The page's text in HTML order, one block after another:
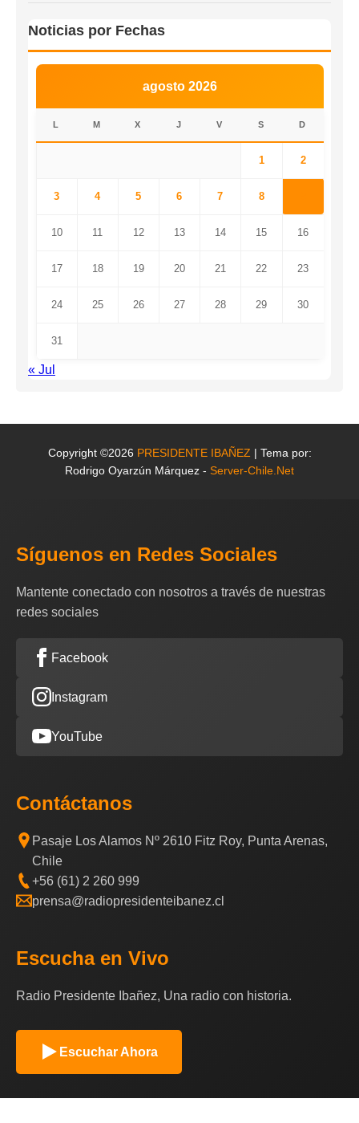
Noticias por Fechas
agosto 2026
L M X J V S D
1 2
3 4 5 6 7 8
10 11 12 13 14 15 16
17 18 19 20 21 22 23
24 25 26 27 28 29 30
31
« Jul
Copyright ©2026 PRESIDENTE IBAÑEZ | Tema por:
Rodrigo Oyarzún Márquez - Server-Chile.Net
Síguenos en Redes Sociales
Mantente conectado con nosotros a través de nuestras
redes sociales
Facebook
Instagram
YouTube
Contáctanos
Pasaje Los Alamos Nº 2610 Fitz Roy, Punta Arenas,
Chile
+56 (61) 2 260 999
prensa@radiopresidenteibanez.cl
Escucha en Vivo
Radio Presidente Ibañez, Una radio con historia.
Escuchar Ahora